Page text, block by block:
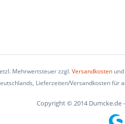
Mehrwertsteuer zzgl.Versandkostenund
Lieferzeiten/Versandkosten für
Copyright © 2014 Dumcke.de